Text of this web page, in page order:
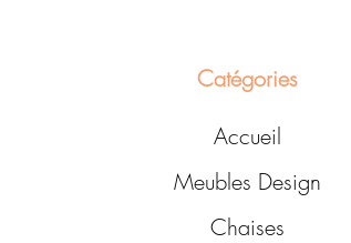
Catégories
Accueil
Meubles Design
Chaises